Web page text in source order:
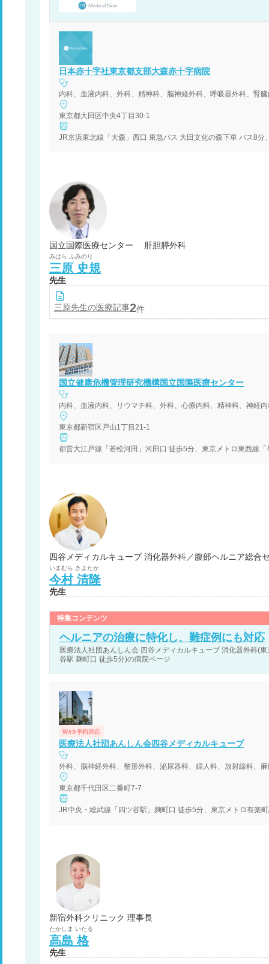
日本赤十字社東京都支部大森赤十字病院
東京都大田区中央4丁目30-1
国立国際医療センター 肝胆膵外科
みはら ふみのり
三原 史規
先生
三原先生の医療記事2件
国立健康危機管理研究機構国立国際医療センター
東京都新宿区戸山1丁目21-1
都営大江戸線「若松河田」河田口 徒歩5分、東京メトロ東西線
四谷メディカルキューブ 消化器外科／腹部ヘルニア総合
いまむら きよたか
今村 清隆
先生
特集コンテンツ
ヘルニアの治療に特化し、難症例にも対応
医療法人社団あんしん会 四谷メディカルキューブ 消化器外科(
谷駅 麹町口 徒歩5分)の病院ページ
Web予約対応
医療法人社団あんしん会四谷メディカルキューブ
東京都千代田区二番町7-7
JR中央・総武線「四ツ谷駅」麹町口 徒歩5分、東京メトロ有楽
新宿外科クリニック 理事長
たかしま いたる
高島 格
先生